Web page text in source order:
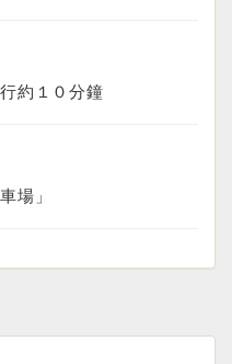
約１０分鐘
場」